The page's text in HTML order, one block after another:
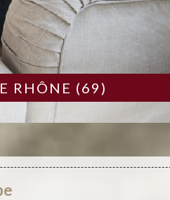
RHÔNE (69)